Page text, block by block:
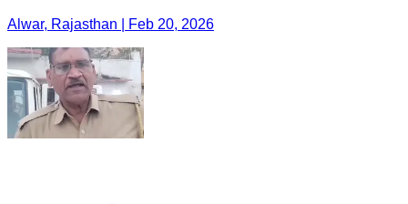
Alwar, Rajasthan | Feb 20, 2026